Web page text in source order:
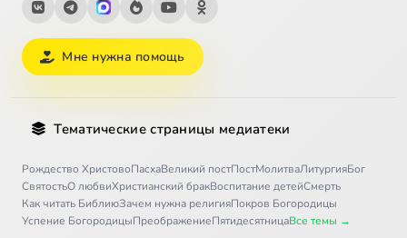
Мне нужна помощь
Тематические страницы медиатеки
Рождество ХристовоПасхаВеликий постПостМолитваЛитургияБог
СвятостьО любвиХристианский бракВоспитание детейСмерть
Как читать БиблиюЗачем нужна религияПокров Богородицы
Успение БогородицыПреображениеПятидесятницаВсе темы →